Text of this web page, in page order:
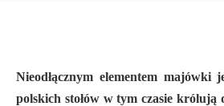
Nieodłącznym elementem
polskich stołów w tym czasie